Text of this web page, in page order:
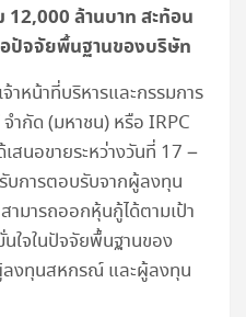
ล้านบาท สะท้อน
ปัจจัยพื้นฐานของบริษัท
าหน้าที่บริหารและกรรมการ
ำกัด (มหาชน) หรือ IRPC
สนอขายระหว่างวันที่ 17 –
การตอบรับจากผู้ลงทุน
ามารถออกหุ้นกู้ได้ตามเป้า
ใจในปัจจัยพื้นฐานของ
งทุนสหกรณ์ และผู้ลงทุน